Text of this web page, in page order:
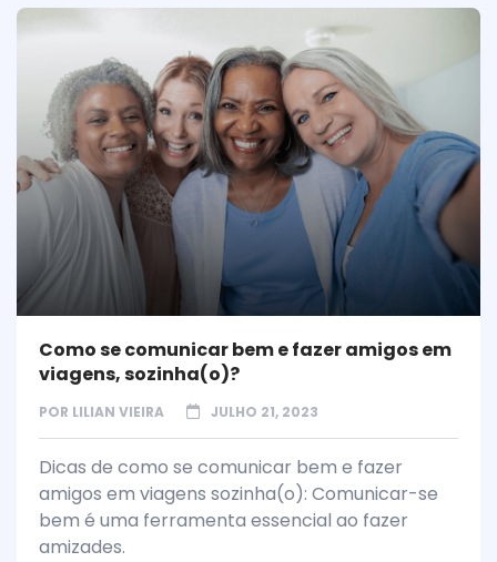
Como se comunicar bem e fazer amigos em
viagens, sozinha(o)?
POR LILIAN VIEIRA JULHO 21, 2023
Dicas de como se comunicar bem e fazer
amigos em viagens sozinha(o): Comunicar-se
bem é uma ferramenta essencial ao fazer
amizades.